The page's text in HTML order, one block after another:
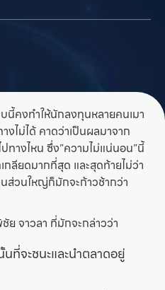
คงทำให้นักลงทุนหลายคนเมา
งไม่ได้ คาดว่าเป็นผลมาจาก
ทางไหน ซึ่ง”ความไม่แน่นอน”นี้
ลียดมากที่สุด และสุดท้ายไม่ว่า
ส่วนใหญ่ก็มักจะก้าวช้ากว่า
จาวลา ที่มักจะกล่าวว่า
ที่จะชนะและนำตลาดอยู่